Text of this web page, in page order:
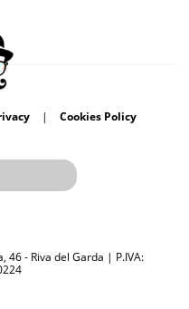
| Cookies Policy
46 - Riva del Garda | P.IVA: